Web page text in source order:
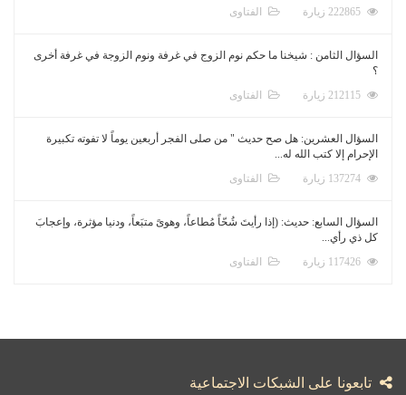
الفتاوى
السؤال الثامن : شيخنا ما حكم نوم الزوج في غرفة ونوم الزوجة في غرفة أخرى
؟
الفتاوى
السؤال العشرين: هل صح حديث " من صلى الفجر أربعين يوماً لا تفوته تكبيرة
الإحرام إلا كتب الله له...
الفتاوى
السؤال السابع: حديث: (إذا رأيتَ شُحّاً مُطاعاً، وهوىً متبَعاً، ودنيا مؤثرة، وإعجابَ
كل ذي رأي...
الفتاوى
تابعونا على الشبكات الاجتماعية